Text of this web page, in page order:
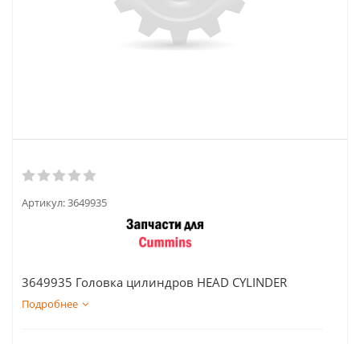
Артикул:3649935
3649935 Головка цилиндров HEAD CYLINDER
Подробнее